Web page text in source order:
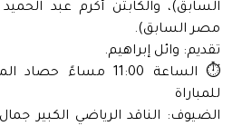
السابق)، والكابتن أكرم عبد
مصر السابق).
تقديم: وائل إبراهيم.
⏱️ الساعة 11:00 مساءً
للمباراة
الضيوف: الناقد الرياضي الكبير